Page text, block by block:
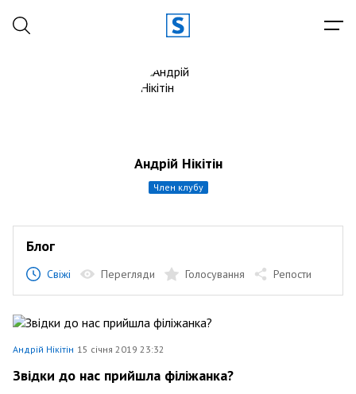
Андрій Нікітін
член клубу
Блог
Свіжі Перегляди Голосування Репости
Андрій Нікітін 15 січня 2019 23:32
Звідки до нас прийшла філіжанка?